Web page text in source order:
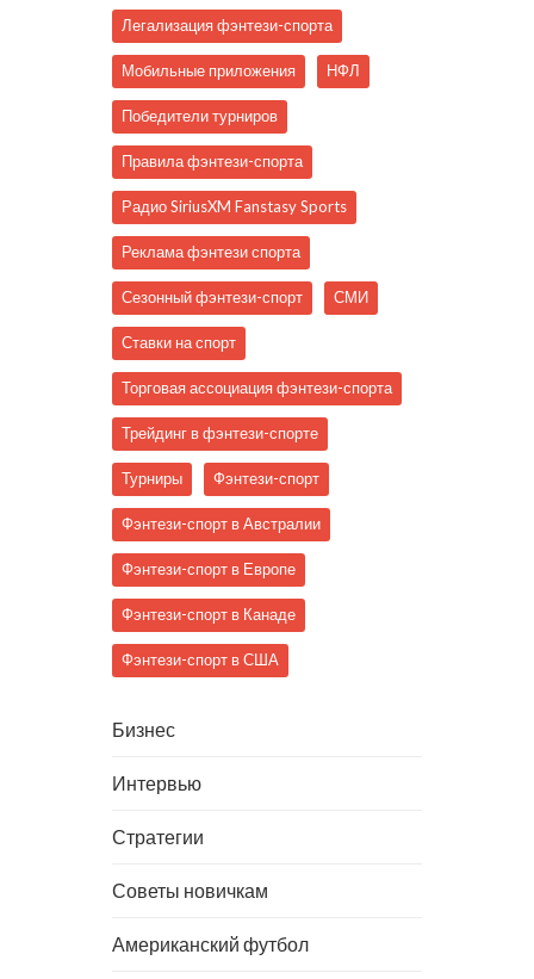
Легализация фэнтези-спорта
Мобильные приложения НФЛ
Победители турниров
Правила фэнтези-спорта
Радио SiriusXM Fanstasy Sports
Реклама фэнтези спорта
Сезонный фэнтези-спорт СМИ
Ставки на спорт
Торговая ассоциация фэнтези-спорта
Трейдинг в фэнтези-спорте
Турниры Фэнтези-спорт
Фэнтези-спорт в Австралии
Фэнтези-спорт в Европе
Фэнтези-спорт в Канаде
Фэнтези-спорт в США
Бизнес
Интервью
Стратегии
Советы новичкам
Американский футбол